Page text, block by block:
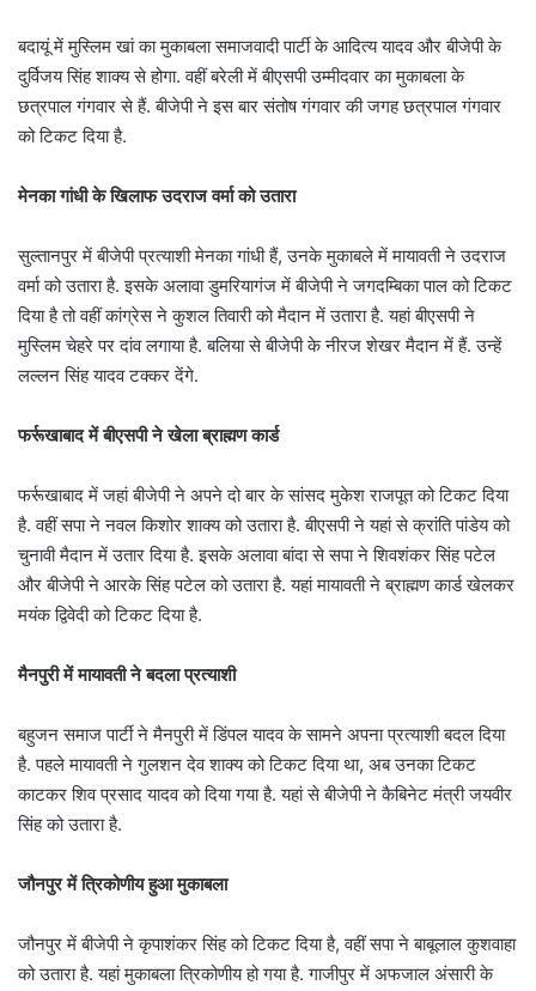
बदायूं में मुस्लिम खां का मुकाबला समाजवादी पार्टी के आदित्य यादव और बीजेपी के
दुर्विजय सिंह शाक्य से होगा. वहीं बरेली में बीएसपी उम्मीदवार का मुकाबला के
छत्रपाल गंगवार से हैं. बीजेपी ने इस बार संतोष गंगवार की जगह छत्रपाल गंगवार
को टिकट दिया है.
मेनका गांधी के खिलाफ उदराज वर्मा को उतारा
सुल्तानपुर में बीजेपी प्रत्याशी मेनका गांधी हैं, उनके मुकाबले में मायावती ने उदराज
वर्मा को उतारा है. इसके अलावा डुमरियागंज में बीजेपी ने जगदम्बिका पाल को टिकट
दिया है तो वहीं कांग्रेस ने कुशल तिवारी को मैदान में उतारा है. यहां बीएसपी ने
मुस्लिम चेहरे पर दांव लगाया है. बलिया से बीजेपी के नीरज शेखर मैदान में हैं. उन्हें
लल्लन सिंह यादव टक्कर देंगे.
फर्रूखाबाद में बीएसपी ने खेला ब्राह्मण कार्ड
फर्रूखाबाद में जहां बीजेपी ने अपने दो बार के सांसद मुकेश राजपूत को टिकट दिया
है. वहीं सपा ने नवल किशोर शाक्य को उतारा है. बीएसपी ने यहां से क्रांति पांडेय को
चुनावी मैदान में उतार दिया है. इसके अलावा बांदा से सपा ने शिवशंकर सिंह पटेल
और बीजेपी ने आरके सिंह पटेल को उतारा है. यहां मायावती ने ब्राह्मण कार्ड खेलकर
मयंक द्विवेदी को टिकट दिया है.
मैनपुरी में मायावती ने बदला प्रत्याशी
बहुजन समाज पार्टी ने मैनपुरी में डिंपल यादव के सामने अपना प्रत्याशी बदल दिया
है. पहले मायावती ने गुलशन देव शाक्य को टिकट दिया था, अब उनका टिकट
काटकर शिव प्रसाद यादव को दिया गया है. यहां से बीजेपी ने कैबिनेट मंत्री जयवीर
सिंह को उतारा है.
जौनपुर में त्रिकोणीय हुआ मुकाबला
जौनपुर में बीजेपी ने कृपाशंकर सिंह को टिकट दिया है, वहीं सपा ने बाबूलाल कुशवाहा
को उतारा है. यहां मुकाबला त्रिकोणीय हो गया है. गाजीपुर में अफजाल अंसारी के